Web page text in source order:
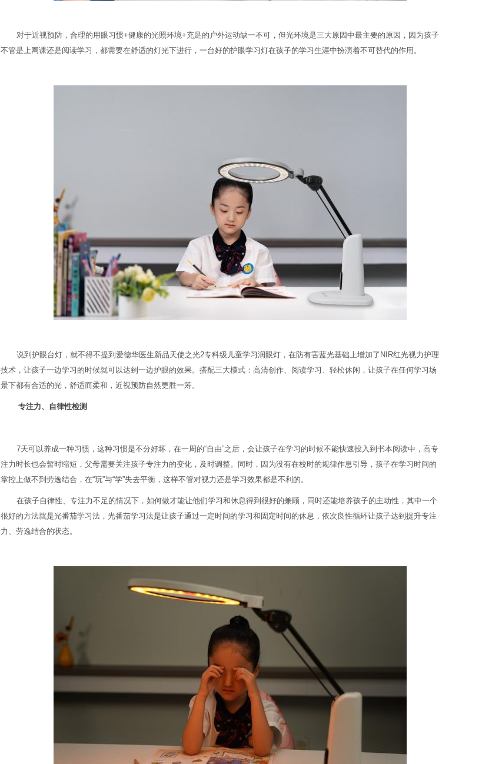
对于近视预防，合理的用眼习惯+健康的光照环境+充足的户外运动缺一不可，但光环境是三大原因中最主要的原因，因为孩子
不管是上网课还是阅读学习，都需要在舒适的灯光下进行，一台好的护眼学习灯在孩子的学习生涯中扮演着不可替代的作用。
说到护眼台灯，就不得不提到爱德华医生新品天使之光2专科级儿童学习润眼灯，在防有害蓝光基础上增加了NIR红光视力护理
技术，让孩子一边学习的时候就可以达到一边护眼的效果。搭配三大模式：高清创作、阅读学习、轻松休闲，让孩子在任何学习场
景下都有合适的光，舒适而柔和，近视预防自然更胜一筹。
专注力、自律性检测
7天可以养成一种习惯，这种习惯是不分好坏，在一周的“自由”之后，会让孩子在学习的时候不能快速投入到书本阅读中，高专
注力时长也会暂时缩短，父母需要关注孩子专注力的变化，及时调整。同时，因为没有在校时的规律作息引导，孩子在学习时间的
掌控上做不到劳逸结合，在“玩”与“学”失去平衡，这样不管对视力还是学习效果都是不利的。
在孩子自律性、专注力不足的情况下，如何做才能让他们学习和休息得到很好的兼顾，同时还能培养孩子的主动性，其中一个
很好的方法就是光番茄学习法，光番茄学习法是让孩子通过一定时间的学习和固定时间的休息，依次良性循环让孩子达到提升专注
力、劳逸结合的状态。